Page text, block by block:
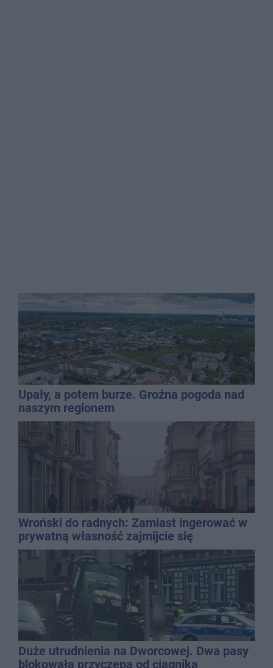
Upały, a potem burze. Groźna pogoda nad
naszym regionem
Wroński do radnych: Zamiast ingerować w
prywatną własność zajmijcie się
gospodarką
Duże utrudnienia na Dworcowej. Dwa pasy
blokowała przyczepa od ciągnika